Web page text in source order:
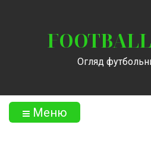
FOOTBALL
Огляд
Меню